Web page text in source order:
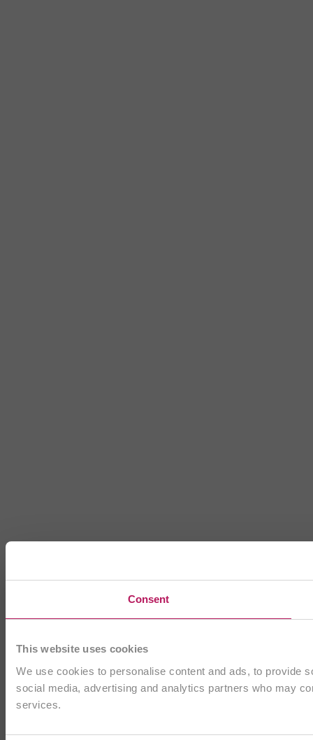
Consent
This website uses cookies
We use cookies to personalise content and ads, to provide
social media, advertising and analytics partners who may
services.